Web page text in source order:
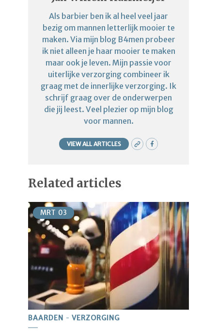
Als barbier ben ik al heel veel jaar
bezig om mannen letterlijk mooier te
maken. Via mijn blog B4men probeer
ik niet alleen je haar mooier te maken
maar ook je leven. Mijn passie voor
uiterlijke verzorging combineer ik
graag met de innerlijke verzorging. Ik
schrijf graag over de onderwerpen
die jij leest. Veel plezier op mijn blog
voor mannen.
VIEW ALL ARTICLES
Related articles
MRT 03
BAARDEN VERZORGING